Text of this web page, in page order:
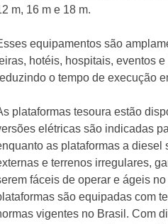
m, 16 m e 18 m.
equipamentos são
hotéis, hospitais, eventos
o tempo de execução
plataformas tesoura estão
elétricas são indicadas
as plataformas a diesel
e terrenos irregulares,
fáceis de operar e ágeis
são equipadas com
vigentes no Brasil. Com